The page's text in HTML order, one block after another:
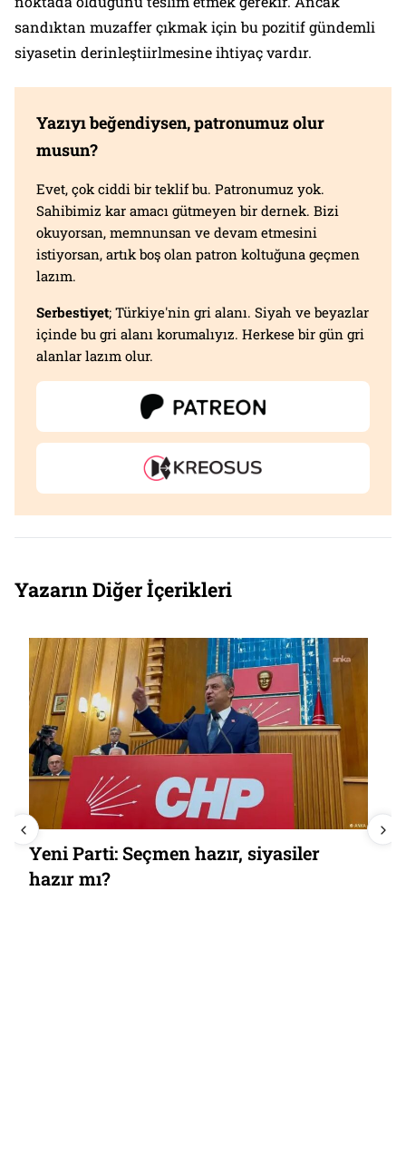
sandıktan muzaffer çıkmak için bu pozitif gündemli
siyasetin derinleştiirlmesine ihtiyaç vardır.
Yazıyı beğendiysen, patronumuz olur
musun?
Evet, çok ciddi bir teklif bu. Patronumuz yok.
Sahibimiz kar amacı gütmeyen bir dernek. Bizi
okuyorsan, memnunsan ve devam etmesini
istiyorsan, artık boş olan patron koltuğuna geçmen
lazım.
Serbestiyet; Türkiye'nin gri alanı. Siyah ve beyazlar
içinde bu gri alanı korumalıyız. Herkese bir gün gri
alanlar lazım olur.
Yazarın Diğer İçerikleri
Yeni Parti: Seçmen hazır, siyasiler
hazır mı?